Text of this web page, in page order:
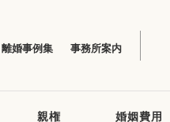
離婚事例集 事務所案内
親権 婚姻費用